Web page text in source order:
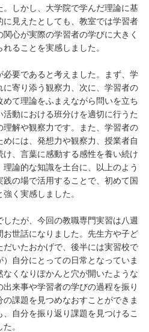
しかし、大学院で学んだ理論に基
見えたとしても、教室では学習者
心が実際の学習者の学びに大きく
ることを実感しました。
要であると考えました。まず、学
寄り添う観察力、次に、学習者の
て理論をふまえながら問いを立ち
活動における班分けを適切に行うた
解や観察力です。また、学習者の
には、発想力や観察力、授業者自
、言葉に感動する感性を養い続け
論的な知識を土台に、以上のよう
の場で活用することで、初めて国
く実感しました。
たが、今回の教職専門実習は八週
世話になりました。先生方や子ど
いたおかげで、後半には実習校で
自分にとっての日常となっていま
なくなりぽかんと穴が開いたような
来事や学習者の学びの過程を振り
課題を見つめなおすことができま
自分を振り返り課題を見つけるこ
。